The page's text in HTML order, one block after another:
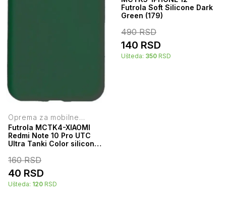
Oprema za mobilne
telefone
Futrola MCTK4-XIAOMI
Redmi Note 10 Pro UTC
Ultra Tanki Color silicone
160RSD
40 RSD
Ušteda: 120 RSD
Futrola Soft Silicone Dark
Green (179)
490RSD
140 RSD
Ušteda: 350 RSD